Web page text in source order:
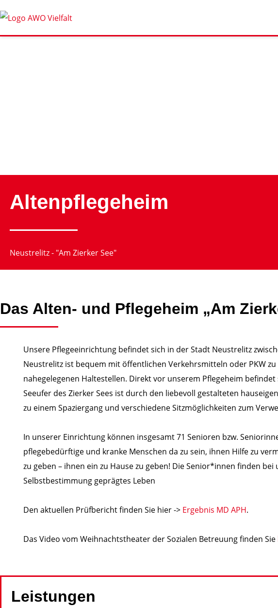
Altenpflegeheim
Neustrelitz - "Am Zierker See"
Das Alten- und Pflegeheim „Am
Unsere Pflegeeinrichtung befindet sich in der Stadt Neustrelitz
Neustrelitz ist bequem mit öffentlichen Verkehrsmitteln oder PKW
nahegelegenen Haltestellen. Direkt vor unserem Pflegeheim
Seeufer des Zierker Sees ist durch den liebevoll gestalteten
zu einem Spaziergang und verschiedene Sitzmöglichkeiten zum
In unserer Einrichtung können insgesamt 71 Senioren bzw.
pflegebedürftige und kranke Menschen da zu sein, ihnen Hilfe zu
zu geben – ihnen ein zu Hause zu geben! Die Senior*innen finden
Selbstbestimmung geprägtes Leben
Den aktuellen Prüfbericht finden Sie hier -> Ergebnis MD APH.
Das Video vom Weihnachtstheater der Sozialen Betreuung finden Sie
Leistungen